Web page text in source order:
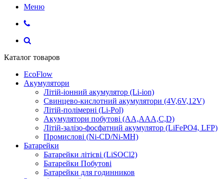
Меню
Каталог товаров
EcoFlow
Акумулятори
Літій-іонний акумулятор (Li-ion)
Свинцево-кислотний акумулятори (4V,6V,12V)
Літій-полімерні (Li-Pol)
Акумулятори побутові (AA,AAA,C,D)
Літій-залізо-фосфатний акумулятор (LiFePO4, LFP)
Промислові (Ni-CD/Ni-MH)
Батарейки
Батарейки літієві (LiSOCl2)
Батарейки Побутові
Батарейки для годинников